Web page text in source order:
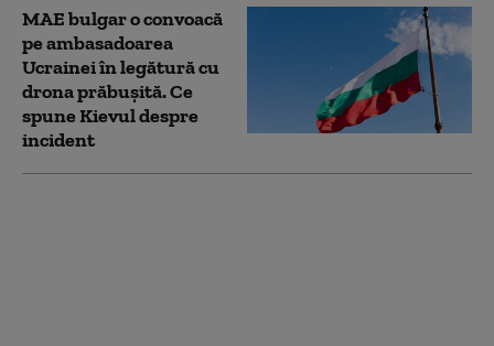
MAE bulgar o convoacă
pe ambasadoarea
Ucrainei în legătură cu
drona prăbuşită. Ce
spune Kievul despre
incident